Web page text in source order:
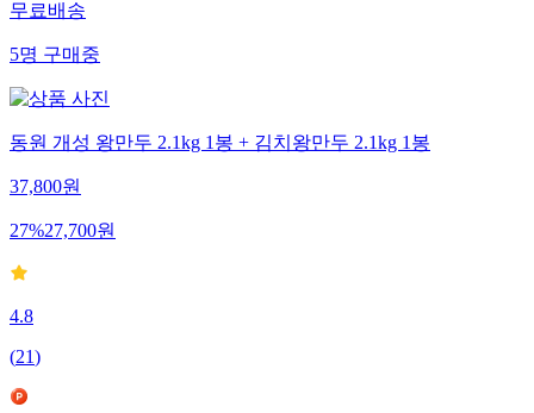
무료배송
5명구매중
동원 개성 왕만두 2.1kg 1봉 + 김치왕만두 2.1kg 1봉
37,800원
27%27,700원
4.8
(21)